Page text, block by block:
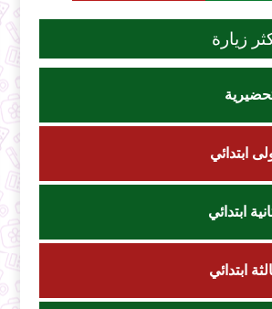
زيارة
ابتدائي
ابتدائي
ابتدائي